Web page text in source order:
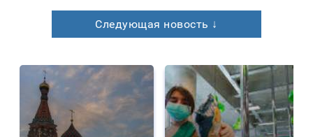
Следующая новость ↓